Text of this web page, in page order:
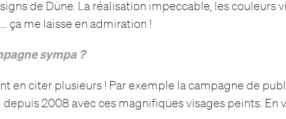
de Düne. La réalisation impeccable, les couleurs
ça me laisse en admiration !
sympa ?
en citer plusieurs ! Par exemple la campagne de
depuis 2008 avec ces magnifiques visages peints. En